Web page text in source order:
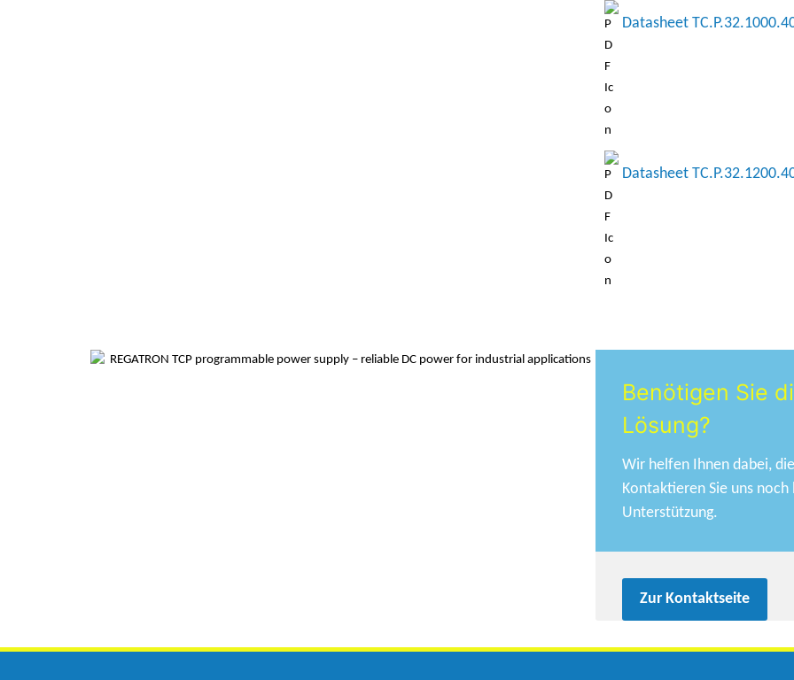
Datasheet
Datasheet
Benötigen Sie
Lösung?
Wir helfen Ihnen dabei,
Kontaktieren Sie uns
Unterstützung.
Zur Kontaktseite